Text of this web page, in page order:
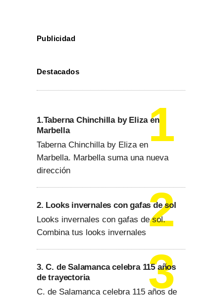
Publicidad
Destacados
1.Taberna Chinchilla by Eliza en
Marbella
Taberna Chinchilla by Eliza en
Marbella. Marbella suma una nueva
dirección
2. Looks invernales con gafas de sol
Looks invernales con gafas de sol.
Combina tus looks invernales
3. C. de Salamanca celebra 115 años
de trayectoria
C. de Salamanca celebra 115 años de